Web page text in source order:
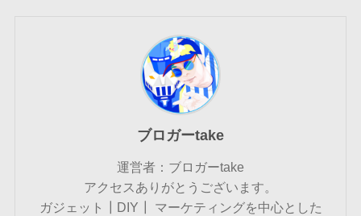
ブロガーtake
運営者：ブロガーtake
アクセスありがとうございます。
ガジェット┃DIY┃ マーケティングを中心とした